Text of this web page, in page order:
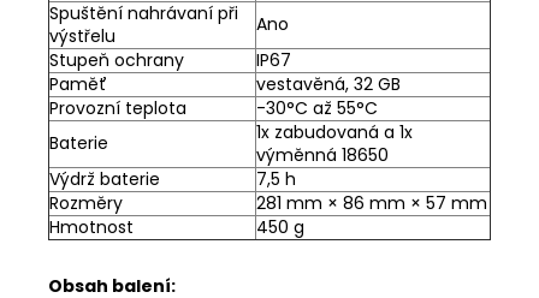
Spuštění nahrávaní při
výstřelu
Ano
Stupeň ochrany
IP67
Paměť
vestavěná, 32 GB
Provozní teplota
-30°C až 55°C
Baterie
1x zabudovaná a 1x
výměnná 18650
Výdrž baterie
7,5 h
Rozměry
281 mm × 86 mm × 57 mm
Hmotnost
450 g
Obsah balení: